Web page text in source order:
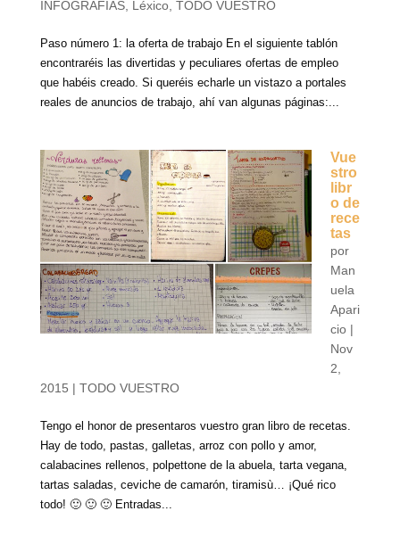
INFOGRAFÍAS, Léxico, TODO VUESTRO
Paso número 1: la oferta de trabajo En el siguiente tablón
encontraréis las divertidas y peculiares ofertas de empleo
que habéis creado. Si queréis echarle un vistazo a portales
reales de anuncios de trabajo, ahí van algunas páginas:...
Vue
stro
libr
o de
rece
tas
por
Man
uela
Apari
cio|
Nov
2,
2015 | TODO VUESTRO
Tengo el honor de presentaros vuestro gran libro de recetas.
Hay de todo, pastas, galletas, arroz con pollo y amor,
calabacines rellenos, polpettone de la abuela, tarta vegana,
tartas saladas, ceviche de camarón, tiramisù… ¡Qué rico
todo! 🙂 🙂 🙂 Entradas...